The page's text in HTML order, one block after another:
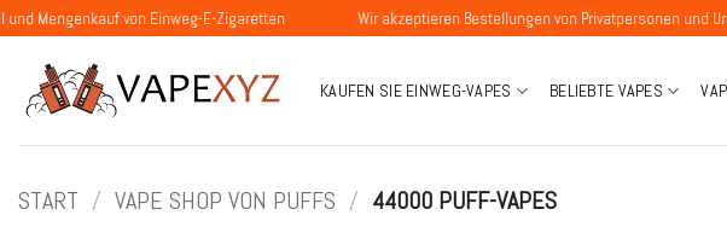
Zum
springen
von Einweg-E-Zigaretten Wir akzeptieren Bestellungen von Privatpersonen und
KAUFEN SIE EINWEG-VAPES BELIEBTE VAPES
START / VAPE SHOP VON PUFFS / 44000 PUFF-VAPES